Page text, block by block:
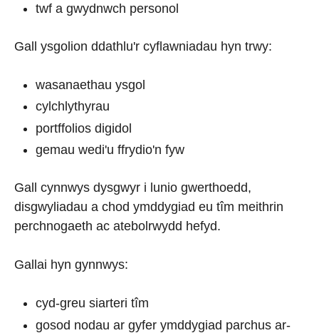
twf a gwydnwch personol
Gall ysgolion ddathlu'r cyflawniadau hyn trwy:
wasanaethau ysgol
cylchlythyrau
portffolios digidol
gemau wedi'u ffrydio'n fyw
Gall cynnwys dysgwyr i lunio gwerthoedd,
disgwyliadau a chod ymddygiad eu tîm meithrin
perchnogaeth ac atebolrwydd hefyd.
Gallai hyn gynnwys:
cyd-greu siarteri tîm
gosod nodau ar gyfer ymddygiad parchus ar-